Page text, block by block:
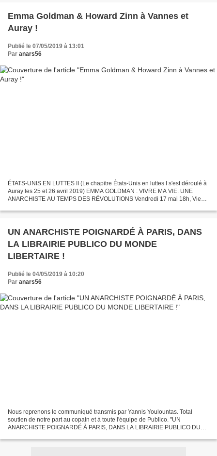
Emma Goldman & Howard Zinn à Vannes et
Auray !
Publié le 07/05/2019 à 13:01
Par anars56
ÉTATS-UNIS EN LUTTES II (Le chapitre États-Unis en luttes I s'est déroulé à
Auray les 25 et 26 avril 2019) EMMA GOLDMAN : VIVRE MA VIE. UNE
ANARCHISTE AU TEMPS DES RÉVOLUTIONS Vendredi 17 mai 18h, Vieux
UN ANARCHISTE POIGNARDÉ À PARIS, DANS
LA LIBRAIRIE PUBLICO DU MONDE
LIBERTAIRE !
Publié le 04/05/2019 à 10:20
Par anars56
Nous reprenons le communiqué transmis par Yannis Youlountas. Total
soutien de notre part au copain et à toute l'équipe de Publico. "UN
ANARCHISTE POIGNARDÉ À PARIS, DANS LA LIBRAIRIE PUBLICO DU